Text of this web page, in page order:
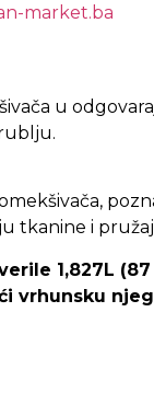
market.ba
u
tkanine i
1,827L
vrhunsku